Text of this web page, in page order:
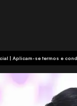
+18 | Conteúdo Comercial |